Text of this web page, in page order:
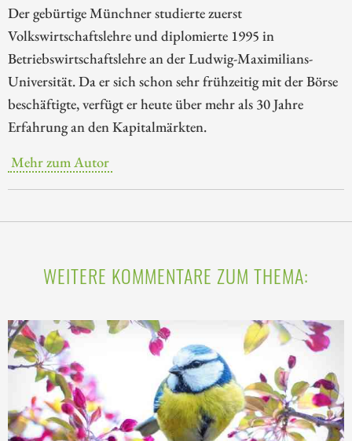
Der gebürtige Münchner studierte zuerst
Volkswirtschaftslehre und diplomierte 1995 in
Betriebswirtschaftslehre an der Ludwig-Maximilians-
Universität. Da er sich schon sehr frühzeitig mit der Börse
beschäftigte, verfügt er heute über mehr als 30 Jahre
Erfahrung an den Kapitalmärkten.
Mehr zum Autor
WEITERE KOMMENTARE ZUM THEMA: